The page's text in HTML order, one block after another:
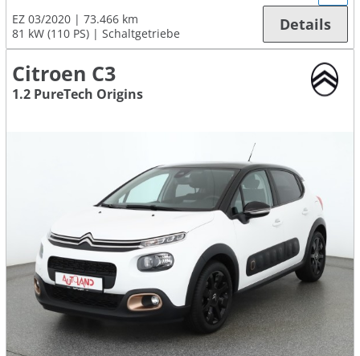
EZ 03/2020
73.466 km
81 kW (110 PS)
Schaltgetriebe Details
Citroen C3
1.2 PureTech Origins